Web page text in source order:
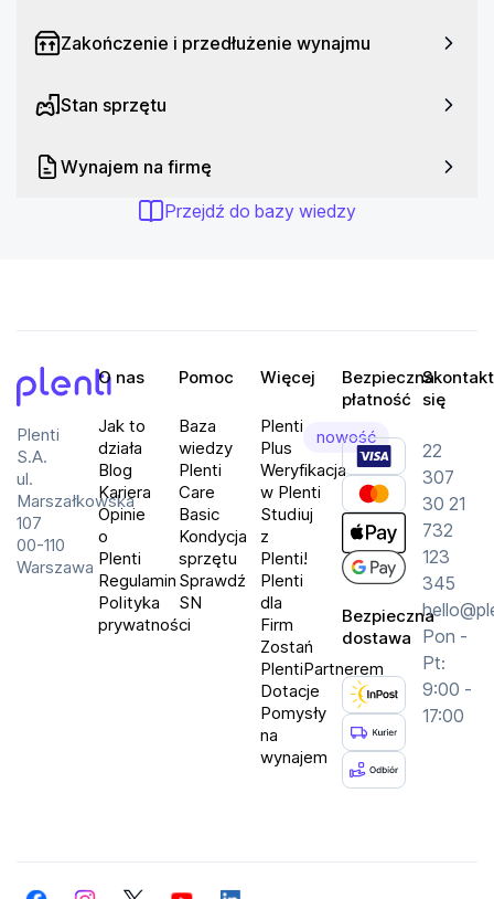
Odporność: IPX4
Pojemność 4500 mAh
PN: 5011102072
Zakończenie i przedłużenie wynajmu
Stan sprzętu
Wynajem na firmę
Przejdź do bazy wiedzy
Plenti
S.A.
ul.
Marszałkowska
107
00-110
Warszawa
O nas
Jak to
działa
Blog
Kariera
Opinie
o
Plenti
Regulamin
Polityka
prywatności
Pomoc
Baza
wiedzy
Plenti
Care
Basic
Kondycja
sprzętu
Sprawdź
SN
Więcej
Plenti
Plus
nowość
Weryfikacja
w Plenti
Studiuj
z
Plenti!
Plenti
dla
Firm
Zostań
PlentiPartnerem
Dotacje
Pomysły
na
wynajem
Bezpieczna
płatność
Bezpieczna
dostawa
się
22
307
30 21
732
123
345
Pon -
Pt:
9:00 -
17:00